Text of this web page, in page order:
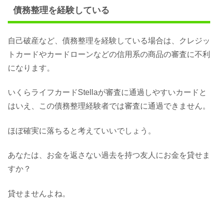
債務整理を経験している
自己破産など、債務整理を経験している場合は、クレジッ
トカードやカードローンなどの信用系の商品の審査に不利
になります。
いくらライフカードStellaが審査に通過しやすいカードと
はいえ、この債務整理経験者では審査に通過できません。
ほぼ確実に落ちると考えていいでしょう。
あなたは、お金を返さない過去を持つ友人にお金を貸せま
すか？
貸せませんよね。